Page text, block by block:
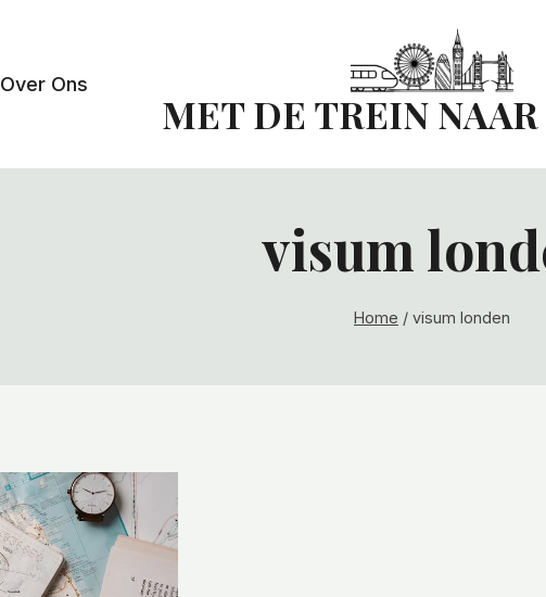
Over Ons
MET DE TREIN
visum
Home / visum londen